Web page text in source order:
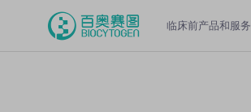
临床前产品和服务